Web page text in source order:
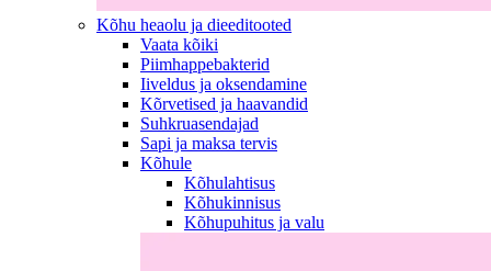
Kõhu heaolu ja dieeditooted
Vaata kõiki
Piimhappebakterid
Iiveldus ja oksendamine
Kõrvetised ja haavandid
Suhkruasendajad
Sapi ja maksa tervis
Kõhule
Kõhulahtisus
Kõhukinnisus
Kõhupuhitus ja valu